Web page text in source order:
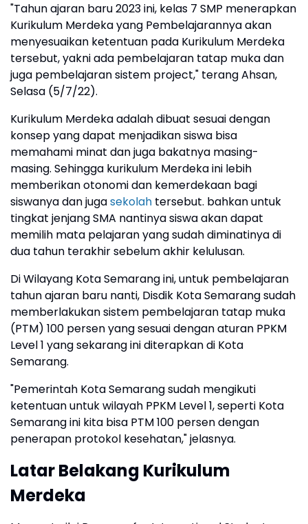
"Tahun ajaran baru 2023 ini, kelas 7 SMP menerapkan
Kurikulum Merdeka yang Pembelajarannya akan
menyesuaikan ketentuan pada Kurikulum Merdeka
tersebut, yakni ada pembelajaran tatap muka dan
juga pembelajaran sistem project," terang Ahsan,
Selasa (5/7/22).
Kurikulum Merdeka adalah dibuat sesuai dengan
konsep yang dapat menjadikan siswa bisa
memahami minat dan juga bakatnya masing-
masing. Sehingga kurikulum Merdeka ini lebih
memberikan otonomi dan kemerdekaan bagi
siswanya dan jugasekolah tersebut. bahkan untuk
tingkat jenjang SMA nantinya siswa akan dapat
memilih mata pelajaran yang sudah diminatinya di
dua tahun terakhir sebelum akhir kelulusan.
Di Wilayang Kota Semarang ini, untuk pembelajaran
tahun ajaran baru nanti, Disdik Kota Semarang sudah
memberlakukan sistem pembelajaran tatap muka
(PTM) 100 persen yang sesuai dengan aturan PPKM
Level 1 yang sekarang ini diterapkan di Kota
Semarang.
"Pemerintah Kota Semarang sudah mengikuti
ketentuan untuk wilayah PPKM Level 1, seperti Kota
Semarang ini kita bisa PTM 100 persen dengan
penerapan protokol kesehatan," jelasnya.
Latar Belakang Kurikulum
Merdeka